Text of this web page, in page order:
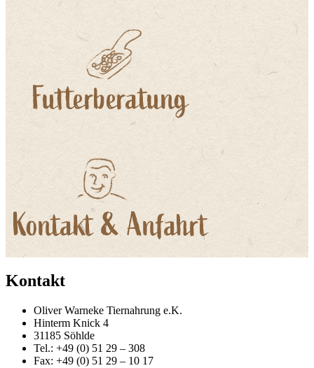
Kontakt
Oliver Warneke Tiernahrung e.K.
Hinterm Knick 4
31185 Söhlde
Tel.: +49 (0) 51 29 – 308
Fax: +49 (0) 51 29 – 10 17